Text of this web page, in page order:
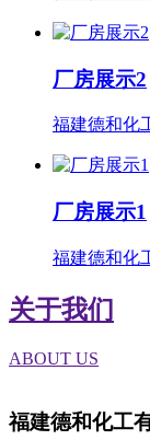
厂房展示2
福建德和化
厂房展示1
福建德和化
关于我们
ABOUT US
福建德和化工